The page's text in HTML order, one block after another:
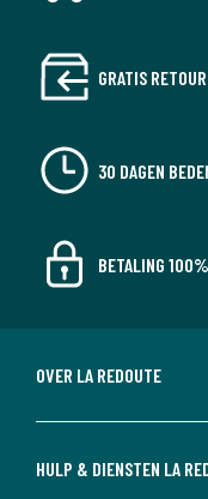
GRATIS RETOUR
30 DAGEN
BETALING
OVER LA REDOUTE
HULP & DIENSTEN LA